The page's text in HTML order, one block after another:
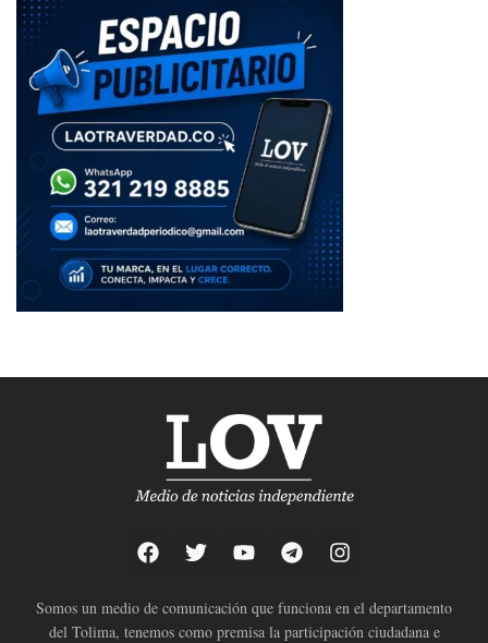
Somos un medio de comunicación que funciona en el departamento
del Tolima, tenemos como premisa la participación ciudadana e